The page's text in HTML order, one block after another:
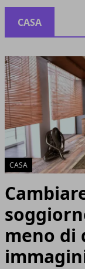
CASA
CASA
meno di